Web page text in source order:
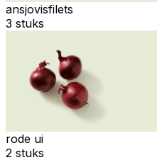
ansjovisfilets
3 stuks
rode ui
2 stuks